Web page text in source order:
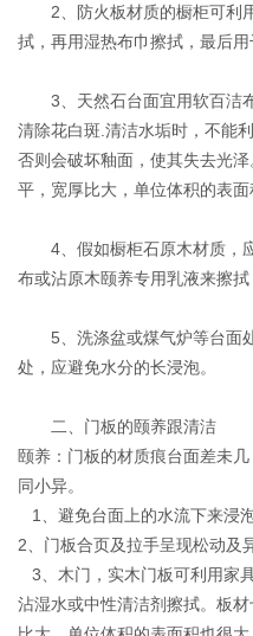
2、防火板材质的橱柜可利
拭，再用湿热布巾擦拭，最后用
3、天然石台面宜用软百洁布
清除花白斑.清洁水垢时，不能
否则会破坏釉面，使其失去光
平，宽厚比大，单位体积的表面
4、假如橱柜石原木材质，
布或沾原木颐养专用乳液来擦
5、洗涤盆或煤气炉等台面
处，应避免水分的长浸泡。
二、门板的颐养跟清洁
颐养：门板的材质痕台面差未
同小异。
1、避免台面上的水流下来浸
2、门板合页及拉手呈现松动及
3、木门，实木门板可利用家
沾湿水或中性清洁剂擦拭。板